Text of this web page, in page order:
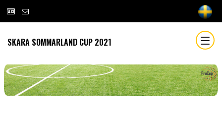
SKARA SOMMARLAND CUP 2021